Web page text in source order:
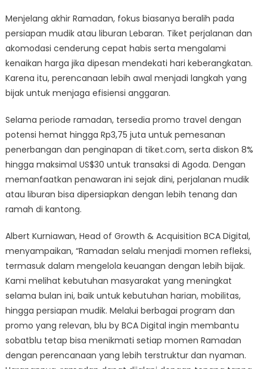
Menjelang akhir Ramadan, fokus biasanya beralih pada
persiapan mudik atau liburan Lebaran. Tiket perjalanan dan
akomodasi cenderung cepat habis serta mengalami
kenaikan harga jika dipesan mendekati hari keberangkatan.
Karena itu, perencanaan lebih awal menjadi langkah yang
bijak untuk menjaga efisiensi anggaran.
Selama periode ramadan, tersedia promo travel dengan
potensi hemat hingga Rp3,75 juta untuk pemesanan
penerbangan dan penginapan di tiket.com, serta diskon 8%
hingga maksimal US$30 untuk transaksi di Agoda. Dengan
memanfaatkan penawaran ini sejak dini, perjalanan mudik
atau liburan bisa dipersiapkan dengan lebih tenang dan
ramah di kantong.
Albert Kurniawan, Head of Growth & Acquisition BCA Digital,
menyampaikan, “Ramadan selalu menjadi momen refleksi,
termasuk dalam mengelola keuangan dengan lebih bijak.
Kami melihat kebutuhan masyarakat yang meningkat
selama bulan ini, baik untuk kebutuhan harian, mobilitas,
hingga persiapan mudik. Melalui berbagai program dan
promo yang relevan, blu by BCA Digital ingin membantu
sobatblu tetap bisa menikmati setiap momen Ramadan
dengan perencanaan yang lebih terstruktur dan nyaman.